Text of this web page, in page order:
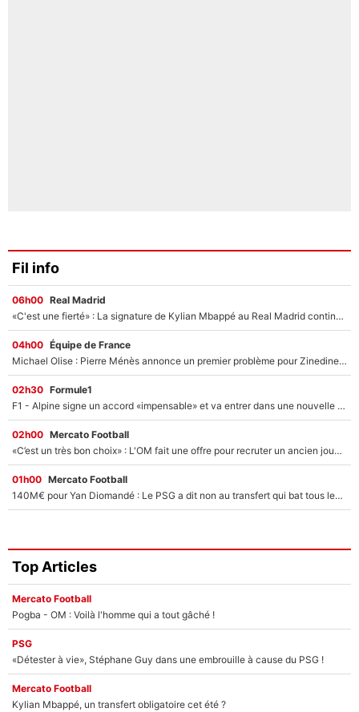
Fil info
06h00 Real Madrid
«C'est une fierté» : La signature de Kylian Mbappé au Real Madrid continue de régaler l'Espagne
04h00 Équipe de France
Michael Olise : Pierre Ménès annonce un premier problème pour Zinedine Zidane en équipe de France
02h30 Formule1
F1 - Alpine signe un accord «impensable» et va entrer dans une nouvelle dimension : Grande nouvelle pour Pierre Gasly !
02h00 Mercato Football
«C’est un très bon choix» : L'OM fait une offre pour recruter un ancien joueur du PSG... et c'est validé dans l'After Foot !
01h00 Mercato Football
140M€ pour Yan Diomandé : Le PSG a dit non au transfert qui bat tous les records sur le mercato
Top Articles
Mercato Football
Pogba - OM : Voilà l'homme qui a tout gâché !
PSG
«Détester à vie», Stéphane Guy dans une embrouille à cause du PSG !
Mercato Football
Kylian Mbappé, un transfert obligatoire cet été ?